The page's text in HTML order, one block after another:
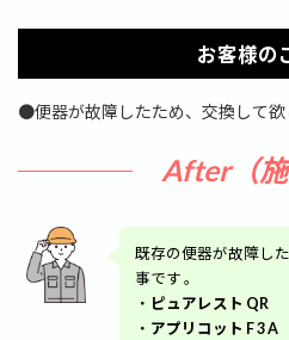
新
日
お客様の
●便器が故障したため、交換して欲
After（施
既存の便器が故障し
事です 。
・ ピュアレスト QR
・ アプリコット F 3 A